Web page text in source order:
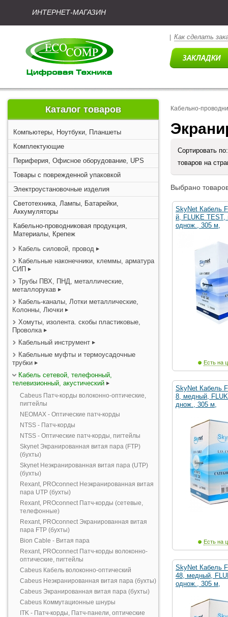
ИНТЕРНЕТ-МАГАЗИН
Как сделать
Каталог товаров
Компьютеры, Ноутбуки, Планшеты
Комплектующие
Периферия, Офисное оборудование, UPS
Товары с поврежденной упаковкой
Электроустановочные изделия
Светотехника, Лампы, Батарейки,
Аккумуляторы
Кабельно-проводниковая продукция,
Материалы, Крепеж
Кабель силовой, провод
Кабельные наконечники, клеммы, арматура
СИП
Трубы ПВХ, ПНД, металлические,
металлорукав
Кабель-каналы, Лотки металлические,
Колонны, Лючки
Хомуты, изолента. скобы пластиковые,
Проволка
Кабельный инструмент
Кабельные муфты и термоусадочные
трубки
Кабель сетевой, телефонный,
телевизионный, акустический
Cabeus Патч-корды волоконно-оптические,
пигтейлы
NEOMAX - Оптические патч-корды
NTSS - Патч-корды
NTSS - Оптические патч-корды, пигтейлы
Skynet Экранированная витая пара (FTP)
(бухты)
Skynet Неэкранированная витая пара (UTP)
(бухты)
Rexant, PROconnect Неэкранированная витая
пара UTP (бухты)
Rexant, PROconnect Патч-корды (сетевые,
телефонные)
Rexant, PROconnect Экранированная витая
пара FTP (бухты)
Bion Cable - Витая пара
Rexant, PROconnect Патч-корды волоконно-
оптические, пигтейлы
Cabeus Кабель волоконно-оптический
Cabeus Неэкранированная витая пара (бухты)
Cabeus Экранированная витая пара (бухты)
Cabeus Коммутационные шнуры
ITK - Патч-корды, Патч-панели, оптические
Кабельно-
Сортировать
товаров на
Выбрано
SkyNet Кабель
й, FLUKE TEST,
однож., 305 м,
Есть на
SkyNet Кабель
8, медный,
днож., 305 м,
Есть на
SkyNet Кабель
48, медный,
однож., 305 м,